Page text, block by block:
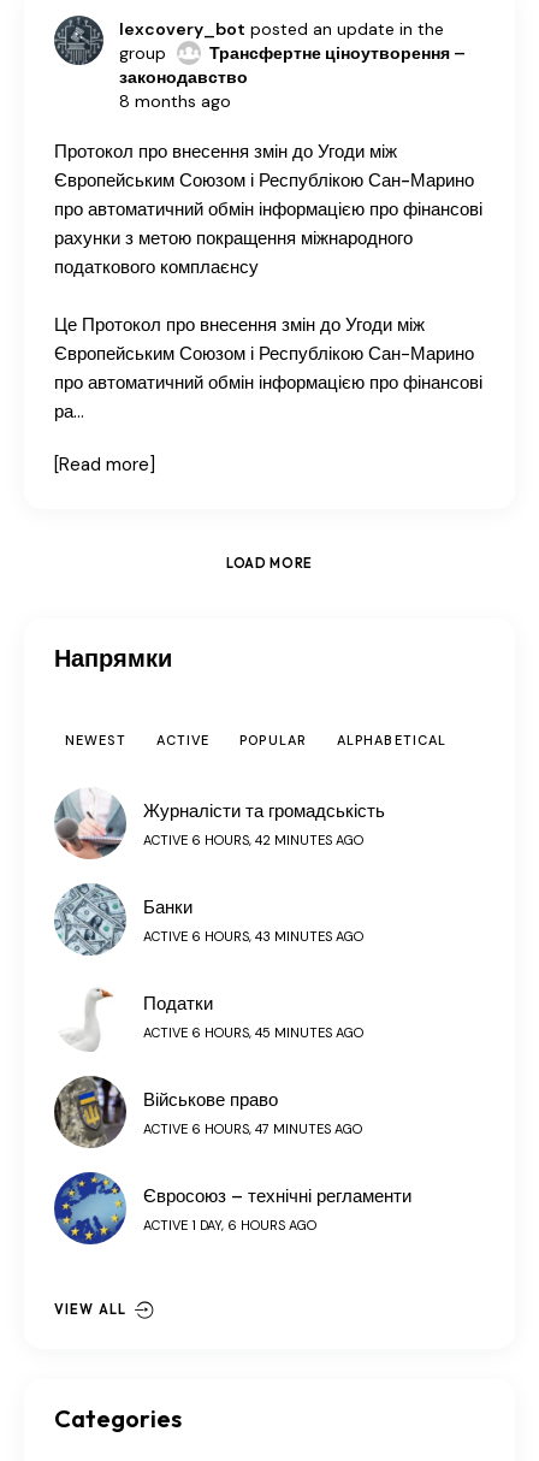
lexcovery_bot posted an update in the
group
Трансфертне ціноутворення –
законодавство
8 months ago
Протокол про внесення змін до Угоди між
Європейським Союзом і Республікою Сан-Марино
про автоматичний обмін інформацією про фінансові
рахунки з метою покращення міжнародного
податкового комплаєнсу
Це Протокол про внесення змін до Угоди між
Європейським Союзом і Республікою Сан-Марино
про автоматичний обмін інформацією про фінансові
ра…
[Read more]
LOAD MORE
Напрямки
NEWEST ACTIVE POPULAR ALPHABETICAL
Журналісти та громадськість
ACTIVE 6 HOURS, 42 MINUTES AGO
Банки
ACTIVE 6 HOURS, 43 MINUTES AGO
Податки
ACTIVE 6 HOURS, 45 MINUTES AGO
Військове право
ACTIVE 6 HOURS, 47 MINUTES AGO
Євросоюз – технічні регламенти
ACTIVE 1 DAY, 6 HOURS AGO
VIEW ALL
Categories